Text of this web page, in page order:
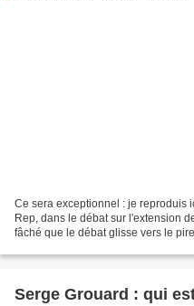
Ce sera exceptionnel : je reproduis
Rep, dans le débat sur l'extension
fâché que le débat glisse vers le
Serge Grouard : qui